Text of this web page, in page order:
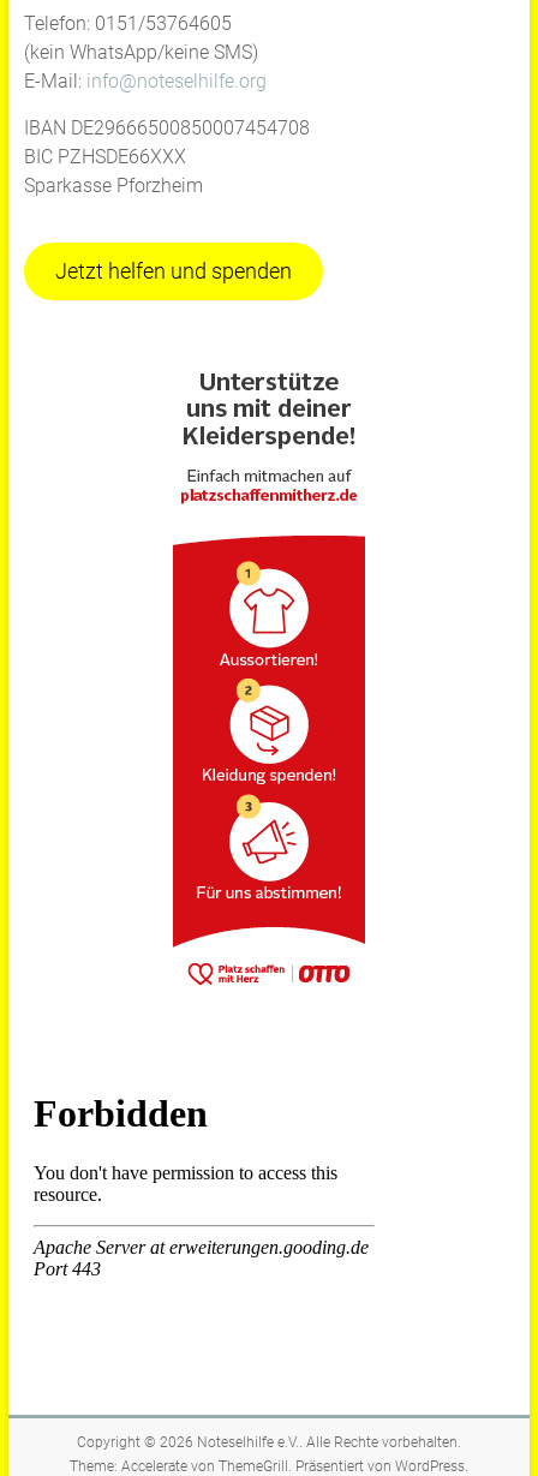
Telefon: 0151/53764605
(kein WhatsApp/keine SMS)
E-Mail: info@noteselhilfe.org
IBAN DE29666500850007454708
BIC PZHSDE66XXX
Sparkasse Pforzheim
Jetzt helfen und spenden
Copyright © 2026 Noteselhilfe e.V.. Alle Rechte vorbehalten.
Theme: Acceleratevon ThemeGrill. Präsentiert von WordPress.